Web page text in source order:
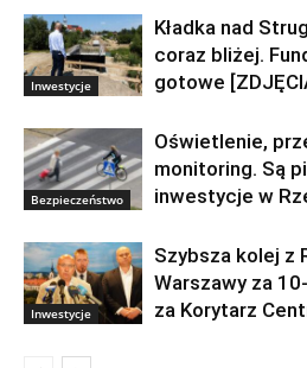
Inwestycje
Kładka nad
coraz bliżej.
gotowe
Bezpieczeństwo
Oświetlenie,
monitoring. Są
inwestycje w
Inwestycje
Szybsza kolej z
Warszawy za
za Korytarz